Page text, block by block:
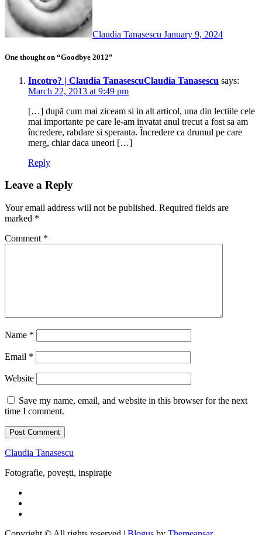
Claudia Tanasescu January 9, 2024
One thought on “Goodbye 2012”
Incotro? | Claudia TanasescuClaudia Tanasescu says:
March 22, 2013 at 9:49 pm
[…] după cum mai ziceam si in alt articol, una din lectiile cele
mai importante pe care le-am invatat anul trecut a fost sa am
încredere, rabdare si speranta. Încredere ca drumul pe care
merg, chiar daca uneori […]
Reply
Leave a Reply
Your email address will not be published. Required fields are
marked *
Comment *
Name *
Email *
Website
Save my name, email, and website in this browser for the next
time I comment.
Claudia Tanasescu
Fotografie, povești, inspirație